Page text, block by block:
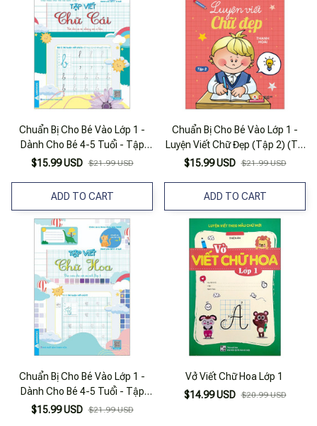
Chuẩn Bị Cho Bé Vào Lớp 1 -
Dành Cho Bé 4-5 Tuổi - Tập
Viết Chữ Cái
$15.99 USD $21.99 USD
ADD TO CART
Chuẩn Bị Cho Bé Vào Lớp 1 -
Luyện Viết Chữ Đẹp (Tập 2) (Tái
Bản 2020)
$15.99 USD $21.99 USD
ADD TO CART
Chuẩn Bị Cho Bé Vào Lớp 1 -
Dành Cho Bé 4-5 Tuổi - Tập
Viết Chữ Hoa
$15.99 USD $21.99 USD
Vở Viết Chữ Hoa Lớp 1
$14.99 USD $20.99 USD